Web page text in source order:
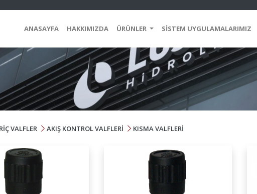
ANASAYFA HAKKIMIZDA ÜRÜNLER SİSTEM UYGULAMALARIMIZ
VALFLER AKIŞ KONTROL VALFLERİ KISMA VALFLERİ